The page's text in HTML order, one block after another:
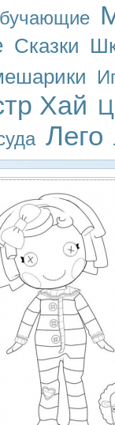
Сказки
Хай
Лего